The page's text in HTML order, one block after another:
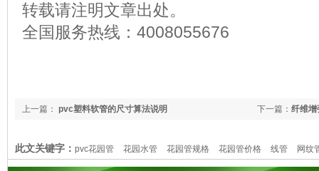
转载请注明文章出处。
全国服务热线：4008055676
下一篇： 纤维增
上一篇： pvc塑料软管的尺寸算法说明
此文关键字： pvc花园管 花园水管 花园管规格 花园管价格 线管 网纹